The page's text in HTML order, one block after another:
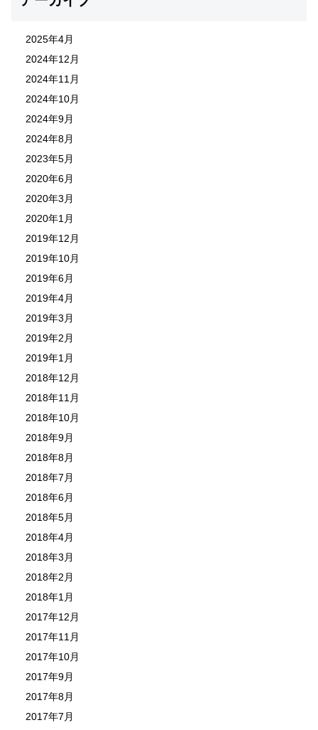
2025年4月
2024年12月
2024年11月
2024年10月
2024年9月
2024年8月
2023年5月
2020年6月
2020年3月
2020年1月
2019年12月
2019年10月
2019年6月
2019年4月
2019年3月
2019年2月
2019年1月
2018年12月
2018年11月
2018年10月
2018年9月
2018年8月
2018年7月
2018年6月
2018年5月
2018年4月
2018年3月
2018年2月
2018年1月
2017年12月
2017年11月
2017年10月
2017年9月
2017年8月
2017年7月